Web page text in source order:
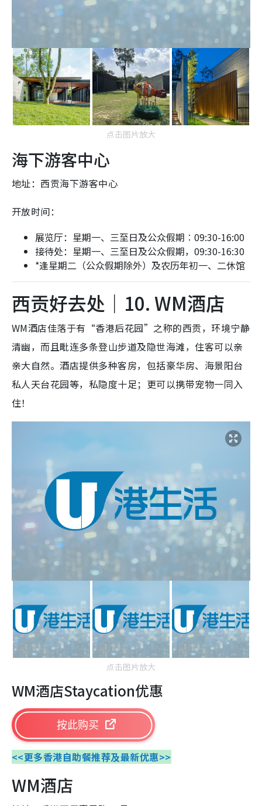
点击图片放大
海下游客中心
地址：西贡海下游客中心
开放时间：
展览厅：星期一、三至日及公众假期︰09:30-16:00
接待处：星期一、三至日及公众假期，09:30-16:30
*逢星期二（公众假期除外）及农历年初一、二休馆
西贡好去处｜10. WM酒店
WM酒店佳落于有“香港后花园”之称的西贡，环境宁静
清幽，而且毗连多条登山步道及隐世海滩，住客可以亲
亲大自然。酒店提供多种客房，包括豪华房、海景阳台
私人天台花园等，私隐度十足；更可以携带宠物一同入
住！
点击图片放大
WM酒店Staycation优惠
按此购买
<<更多香港自助餐推荐及最新优惠>>
WM酒店